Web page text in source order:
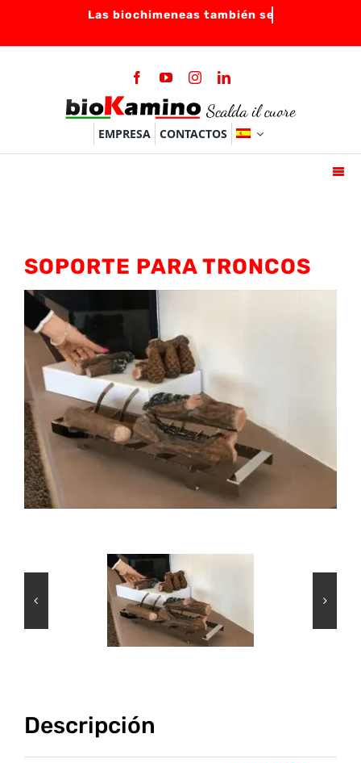
content
EMPRESA CONTACTOS
QUEMADORES
ACCESSORIOS
FAQ
INFO
VIDEO
SOPORTE PARA TRONCOS
Descripción